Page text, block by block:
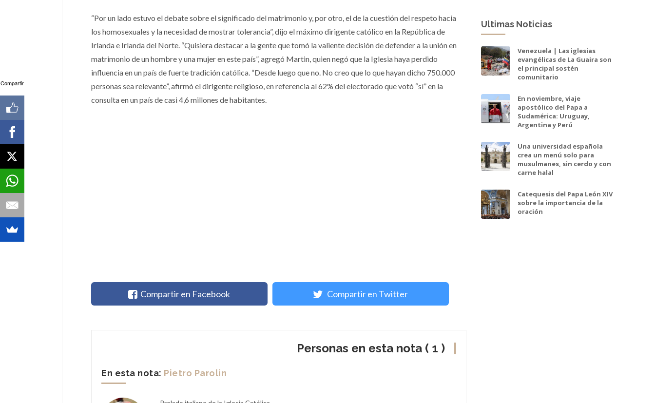
“Por un lado estuvo el debate sobre el significado del matrimonio y, por otro, el de la cuestión del respeto hacia
los homosexuales y la necesidad de mostrar tolerancia”, dijo el máximo dirigente católico en la República de
Irlanda e Irlanda del Norte. “Quisiera destacar a la gente que tomó la valiente decisión de defender a la unión en
matrimonio de un hombre y una mujer en este país”, agregó Martin, quien negó que la Iglesia haya perdido
influencia en un país de fuerte tradición católica. “Desde luego que no. No creo que lo que hayan dicho 750.000
personas sea relevante”, afirmó el dirigente religioso, en referencia al 62% del electorado que votó “sí” en la
consulta en un país de casi 4,6 millones de habitantes.
Compartir en Facebook Compartir en Twitter
Personas en esta nota ( 1 )
En esta nota: Pietro Parolin
Ultimas Noticias
Venezuela | Las iglesias
evangélicas de La Guaira son
el principal sostén
comunitario
En noviembre, viaje
apostólico del Papa a
Sudamérica: Uruguay,
Argentina y Perú
Una universidad española
crea un menú solo para
musulmanes, sin cerdo y con
carne halal
Catequesis del Papa León XIV
sobre la importancia de la
oración
Compartir